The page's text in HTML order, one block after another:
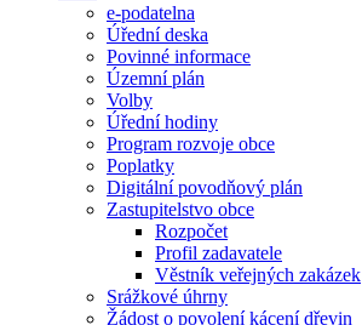
e-podatelna
Úřední deska
Povinné informace
Územní plán
Volby
Úřední hodiny
Program rozvoje obce
Poplatky
Digitální povodňový plán
Zastupitelstvo obce
Rozpočet
Profil zadavatele
Věstník veřejných zakázek
Srážkové úhrny
Žádost o povolení kácení dřevin